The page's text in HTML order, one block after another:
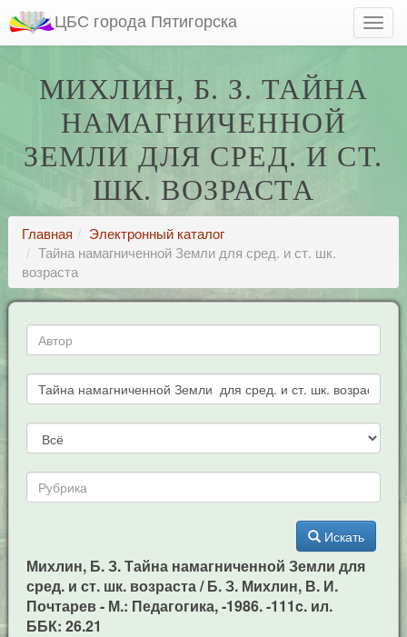
ЦБС города Пятигорска
МИХЛИН, Б. З. ТАЙНА
НАМАГНИЧЕННОЙ
ЗЕМЛИ ДЛЯ СРЕД. И СТ.
ШК. ВОЗРАСТА
Главная
Электронный каталог
Тайна намагниченной Земли для сред. и ст. шк.
возраста
Искать
Михлин, Б. З. Тайна намагниченной Земли для
сред. и ст. шк. возраста / Б. З. Михлин, В. И.
Почтарев - М.: Педагогика, -1986. -111c. ил.
ББК: 26.21